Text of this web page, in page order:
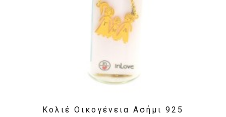
Κολιέ Οικογένεια Ασήμι 925